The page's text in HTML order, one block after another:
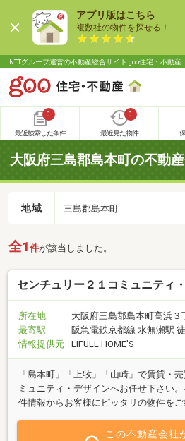
アプリ版はこちら
複数社の物件を探せる！
NTTグループ運営の不動産総合サイト goo住宅・不動産
0
最近検索した条件
0
最近見た物件
大阪府三島郡島本町の不動
地域 三島郡島本町
全1 件が該当しました。
センチュリー２１コミュニティ
所在地
大阪府三島郡島本町高浜３
最寄駅
阪急電鉄京都線 水無瀬駅
情報提供元
LIFULL HOME'S
「島本町」「上牧」「山崎」で賃貸・
ミュニティ・デザインへお任せ下さい
件情報からお客様にピッタリの物件をご
この不動産会社